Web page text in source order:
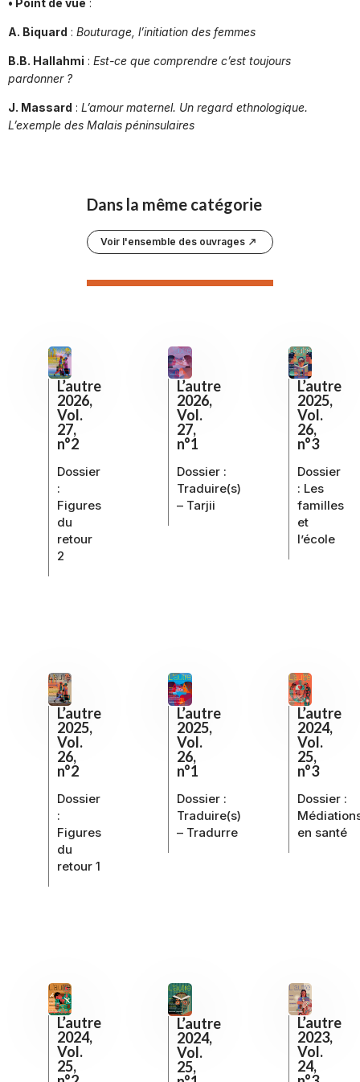
• Point de vue :
A. Biquard : Bouturage, l’initiation des femmes
B.B. Hallahmi : Est-ce que comprendre c’est toujours
pardonner ?
J. Massard : L’amour maternel. Un regard ethnologique.
L’exemple des Malais péninsulaires
Dans la même catégorie
Voir l'ensemble des ouvrages
L’autre
2026,
Vol.
27,
n°2
Dossier
:
Figures
du
retour
2
L’autre
2026,
Vol.
27,
n°1
Dossier :
Traduire(s)
– Tarjii
L’autre
2025,
Vol.
26,
n°3
Dossier
: Les
familles
et
l’école
L’autre
2025,
Vol.
26,
n°2
Dossier
:
Figures
du
retour 1
L’autre
2025,
Vol.
26,
n°1
Dossier :
Traduire(s)
– Tradurre
L’autre
2024,
Vol.
25,
n°3
Dossier :
en santé
L’autre
2024,
Vol.
25,
L’autre
2024,
Vol.
25,
L’autre
2023,
Vol.
24,